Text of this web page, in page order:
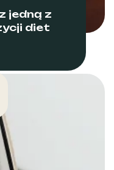
jedną z
diet